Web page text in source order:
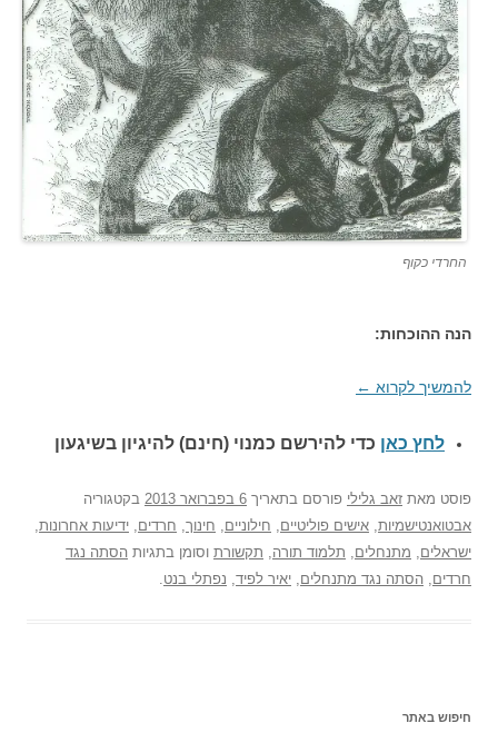
החרדי כקוף
הנה ההוכחות:
להמשיך לקרוא ←
לחץ כאן כדי להירשם כמנוי (חינם) להיגיון בשיגעון
פוסט מאת זאב גלילי פורסם בתאריך 6 בפברואר 2013
בקטגוריה
אבטואנטישמיות, אישים פוליטיים, חילוניים, חינוך, חרדים, ידיעות אחרונות,
ישראלים, מתנחלים, תלמוד תורה, תקשורת וסומן בתגיות הסתה נגד
חרדים, הסתה נגד מתנחלים, יאיר לפיד, נפתלי בנט.
חיפוש באתר